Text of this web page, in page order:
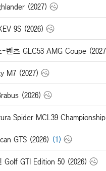
(2027)
9S (2026)
-벤츠 GLC53 AMG Coupe
M7 (2027)
(2026)
GTS (2026) (1)
Golf GTI Edition 50 (2026)